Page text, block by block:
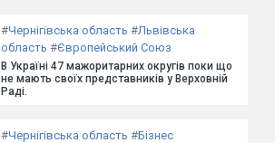
#Чернігівська область #Львівська
область #Європейський Союз
В Україні 47 мажоритарних округів поки що
не мають своїх представників у Верховній
Раді.
#Чернігівська область #Бізнес